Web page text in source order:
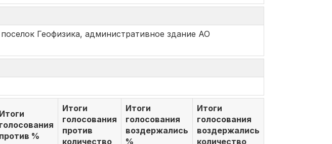
Геофизика, административное здание АО
Итоги
голосования
против %
Итоги
голосования
против
количество
Итоги
голосования
воздержались
%
Итоги
голосования
воздержались
количество